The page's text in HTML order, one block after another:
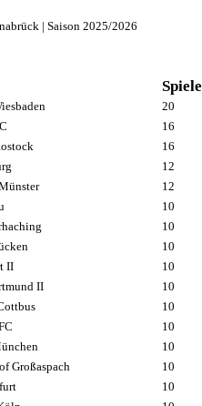
| Saison 2025/2026
Spiele
20
16
16
12
12
10
10
10
II
10
II
10
10
10
10
Großaspach
10
10